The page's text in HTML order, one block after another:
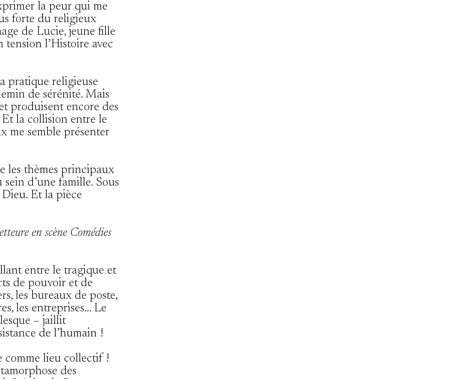
la peur qui me
forte du religieux
de Lucie, jeune fille
tension l’Histoire avec
pratique religieuse
de sérénité. Mais
produisent encore des
Et la collision entre le
me semble présenter
les thèmes principaux
d’une famille. Sous
Et la pièce
en scène Comédies
entre le tragique et
de pouvoir et de
les bureaux de poste,
les entreprises… Le
– jaillit
de l’humain !
comme lieu collectif !
des